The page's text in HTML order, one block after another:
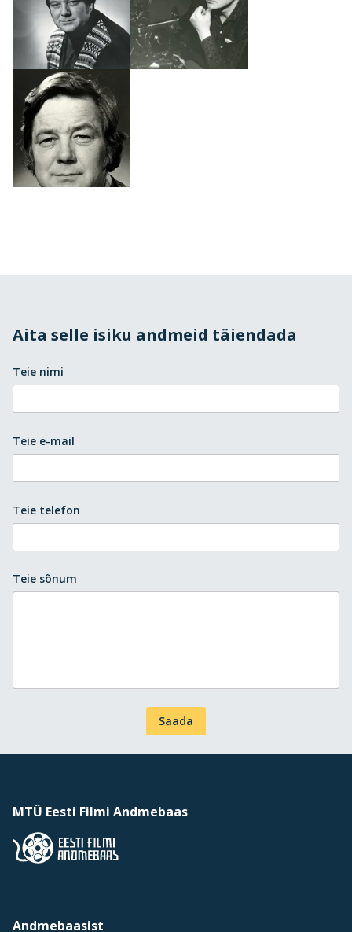
Aita selle isiku andmeid täiendada
Teie nimi
Teie e-mail
Teie telefon
Teie sõnum
Saada
MTÜ Eesti Filmi Andmebaas
Andmebaasist